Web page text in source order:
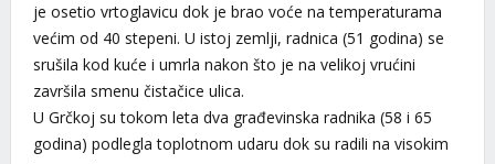
je osetio vrtoglavicu dok je brao voće na temperaturama
većim od 40 stepeni. U istoj zemlji, radnica (51 godina) se
srušila kod kuće i umrla nakon što je na velikoj vrućini
završila smenu čistačice ulica.
U Grčkoj su tokom leta dva građevinska radnika (58 i 65
godina) podlegla toplotnom udaru dok su radili na visokim